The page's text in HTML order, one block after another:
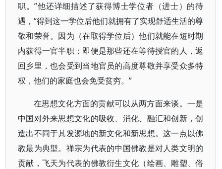
职。”他还详细描述了获得博士学位者（进士）的待
遇，“得到这一学位后他们就拥有了实现舒适生活的尊
敬和荣誉。因为（在取得学位后）他们就能在短时期
内获得一官半职；即便是那些还在等待授官的人，返
回乡里，也会受到当地官员的高度尊敬并享受众多特
权，他们的家庭也会免受贫穷。”
在思想文化方面的贡献可以从两方面来谈。一是
中国对外来思想文化的吸收、消化、融汇和创新，创
造出不同于其发源地的新文化和新思想。这一点以佛
教最为典型。禅宗为代表的中国佛教是对人类文明的
贡献，飞天为代表的佛教衍生文化（绘画、雕塑、俗